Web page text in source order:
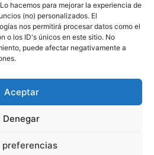
hacemos para mejorar la experiencia de
(no) personalizados. El
nos permitirá procesar datos como el
o los ID's únicos en este sitio. No
puede afectar negativamente a
Aceptar
Denegar
preferencias
Madrid